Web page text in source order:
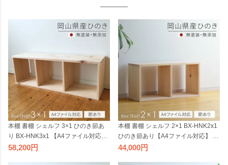
本棚 書棚 シェルフ 3×1 ひのき節あ
り BX-HNK3x1 【A4ファイル対応】
ボックスシェルフ 113cm幅 sny wor
58,200
本棚 書棚 シェルフ 2×1 BX-HNK2x1
ひのき節あり【A4ファイル対応】 76
cm幅 ボックスシェルフ sny work's
44,000